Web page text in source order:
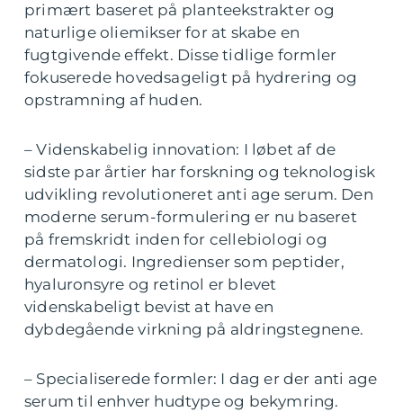
primært baseret på planteekstrakter og
naturlige oliemikser for at skabe en
fugtgivende effekt. Disse tidlige formler
fokuserede hovedsageligt på hydrering og
opstramning af huden.
– Videnskabelig innovation: I løbet af de
sidste par årtier har forskning og teknologisk
udvikling revolutioneret anti age serum. Den
moderne serum-formulering er nu baseret
på fremskridt inden for cellebiologi og
dermatologi. Ingredienser som peptider,
hyaluronsyre og retinol er blevet
videnskabeligt bevist at have en
dybdegående virkning på aldringstegnene.
– Specialiserede formler: I dag er der anti age
serum til enhver hudtype og bekymring.